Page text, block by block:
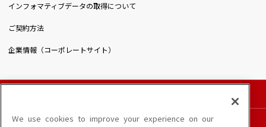
インフォマティブデータの取得について
ご契約方法
企業情報（コーポレートサイト）
このサイトに掲載されている一切の文章・画像・写真・動画・音声等を、手段や形態を
問わず、著作権法の定める範囲を超えて無断で複製、転載、ファイル化などすることを
We use cookies to improve your experience on our